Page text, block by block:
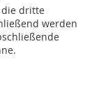
die dritte
werden